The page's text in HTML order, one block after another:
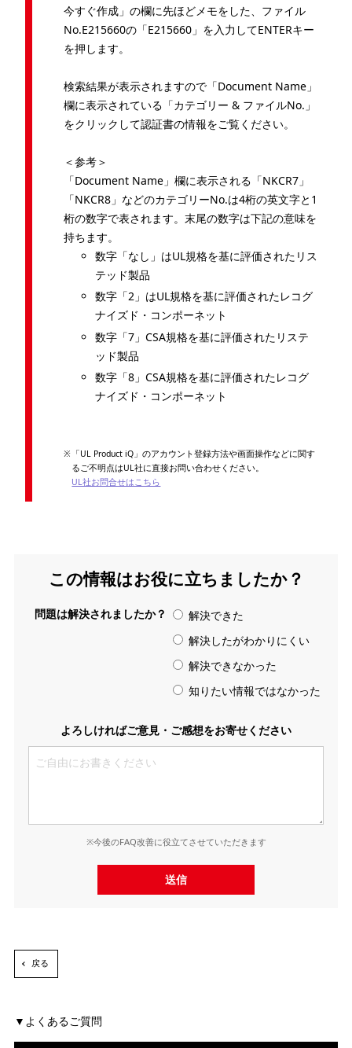
今すぐ作成」の欄に先ほどメモをした、ファイル
No.E215660の「E215660」を入力してENTERキー
を押します。
検索結果が表示されますので「Document Name」
欄に表示されている「カテゴリー & ファイルNo.」
をクリックして認証書の情報をご覧ください。
＜参考＞
「Document Name」欄に表示される「NKCR7」
「NKCR8」などのカテゴリーNo.は4桁の英文字と1
桁の数字で表されます。末尾の数字は下記の意味を
持ちます。
数字「なし」はUL規格を基に評価されたリス
テッド製品
数字「2」はUL規格を基に評価されたレコグ
ナイズド・コンポーネット
数字「7」CSA規格を基に評価されたリステ
ッド製品
数字「8」CSA規格を基に評価されたレコグ
ナイズド・コンポーネット
「UL Product iQ」のアカウント登録方法や画面操作などに関す
るご不明点はUL社に直接お問い合わせください。
UL社お問合せはこちら
この情報はお役に立ちましたか？
問題は解決されましたか？
解決できた
解決したがわかりにくい
解決できなかった
知りたい情報ではなかった
よろしければご意見・ご感想をお寄せください
※今後のFAQ改善に役立てさせていただきます
送信
戻る
よくあるご質問